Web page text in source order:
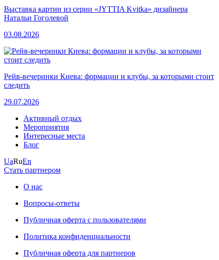
Выставка картин из серии «JYTTIA Kvitka» дизайнера
Натальи Гоголевой
03.08.2026
Рейв-вечеринки Киева: формации и клубы, за которыми стоит
следить
29.07.2026
Активный отдых
Мероприятия
Интересные места
Блог
UaRuEn
Стать партнером
О нас
Вопросы-ответы
Публичная оферта с пользователями
Политика конфиденциальности
Публичная оферта для партнеров